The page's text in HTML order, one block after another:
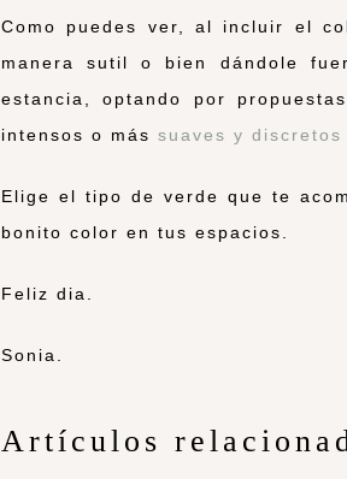
Como puedes ver, al incluir el
manera sutil o bien dándole
estancia, optando por
intensos o más suaves y discretos
Elige el tipo de verde que te
bonito color en tus espacios.
Feliz dia.
Sonia.
Artículos